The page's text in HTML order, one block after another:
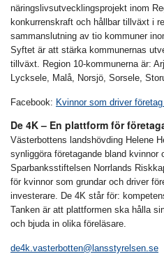
näringslivsutvecklingsprojekt inom
konkurrenskraft och hållbar tillväxt i
sammanslutning av tio kommuner
Syftet är att stärka kommunernas
tillväxt. Region 10-kommunerna är:
Lycksele, Malå, Norsjö, Sorsele,
Facebook: Kvinnor som driver
De 4K – En plattform för
Västerbottens landshövding Helene
synliggöra företagande bland kvinnor
Sparbanksstiftelsen Norrlands
för kvinnor som grundar och driver
investerare. De 4K står för:
Tanken är att plattformen ska hålla
och bjuda in olika föreläsare.
de4k.vasterbotten@lansstyrelsen.se